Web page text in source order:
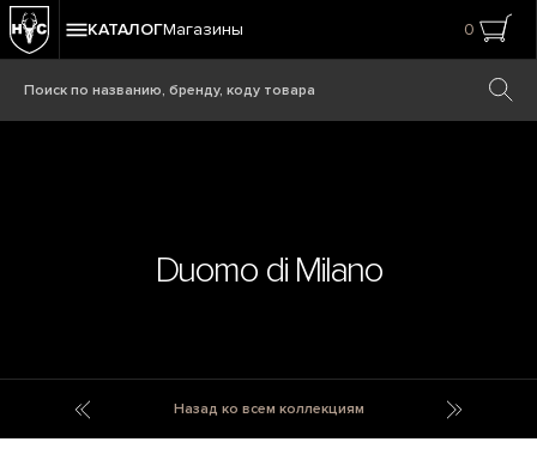
КАТАЛОГМагазины 0
Duomo di Milano
Назад ко всем коллекциям